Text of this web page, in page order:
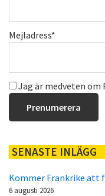
Mejladress*
Jag är medveten om
SENASTE INLÄGG
Kommer Frankrike att
6 augusti 2026